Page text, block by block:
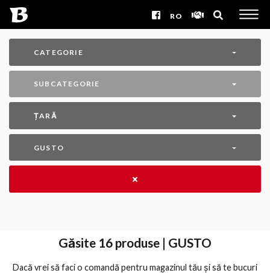
RO
CATEGORIE
SUBCATEGORIE
ȚARĂ
GUSTO
Găsite 16 produse | GUSTO
Dacă vrei să faci o comandă pentru magazinul tău și să te bucuri